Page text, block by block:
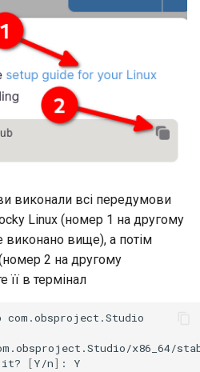
виконали всі передумови
Linux (номер 1 на другому
виконано вище), а потім
2 на другому
її в термінал
com.obsproject.Studio
x86_64/
it? [Y/n] :